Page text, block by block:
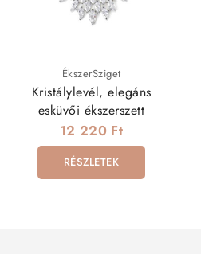
ÉkszerSziget
Kristálylevél, elegáns
esküvői ékszerszett
12 220 Ft
RÉSZLETEK